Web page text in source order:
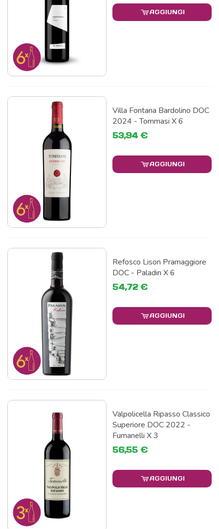
AGGIUNGI
Villa Fontana Bardolino DOC
2024 - Tommasi X 6
53,94 €
AGGIUNGI
Refosco Lison Pramaggiore
DOC - Paladin X 6
54,72 €
AGGIUNGI
Valpolicella Ripasso Classico
Superiore DOC 2022 -
Fumanelli X 3
56,55 €
AGGIUNGI